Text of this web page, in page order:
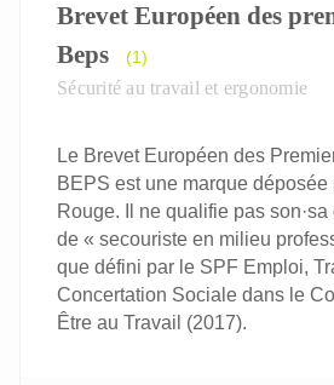
Brevet Européen des
Beps
(1)
Sécurité au travail et ergonomie
Le Brevet Européen des
BEPS est une marque déposée
Rouge. Il ne qualifie pas son·sa
de « secouriste en milieu
que défini par le SPF Emploi,
Concertation Sociale dans le
Être au Travail (2017).